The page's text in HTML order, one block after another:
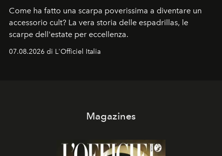
Come ha fatto una scarpa poverissima a diventare un
accessorio cult? La vera storia delle espadrillas, le
scarpe dell'estate per eccellenza.
07.08.2026 di L'Officiel Italia
Magazines